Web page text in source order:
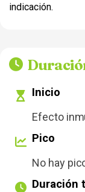
indicación.
Inicio
Efecto
Pico
No hay
Duración